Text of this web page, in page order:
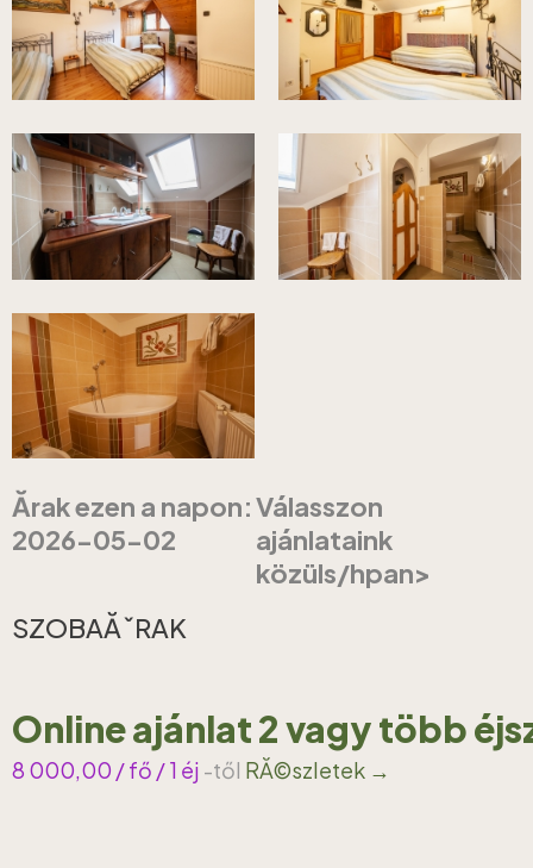
Ărak ezen a napon:
2026-05-02
Válasszon
ajánlataink
közüls/hpan>
SZOBAĂˇRAK
Online ajánlat 2 vagy több
8 000,00 / fő / 1 éj -től RĂ©szletek →